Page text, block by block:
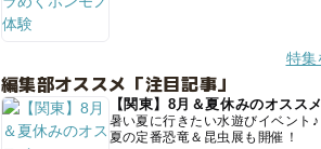
特集
編集部オススメ「注目記事」
【関東】8月＆夏休みのオススメ
暑い夏に行きたい水遊びイベント♪
夏の定番恐竜＆昆虫展も開催！